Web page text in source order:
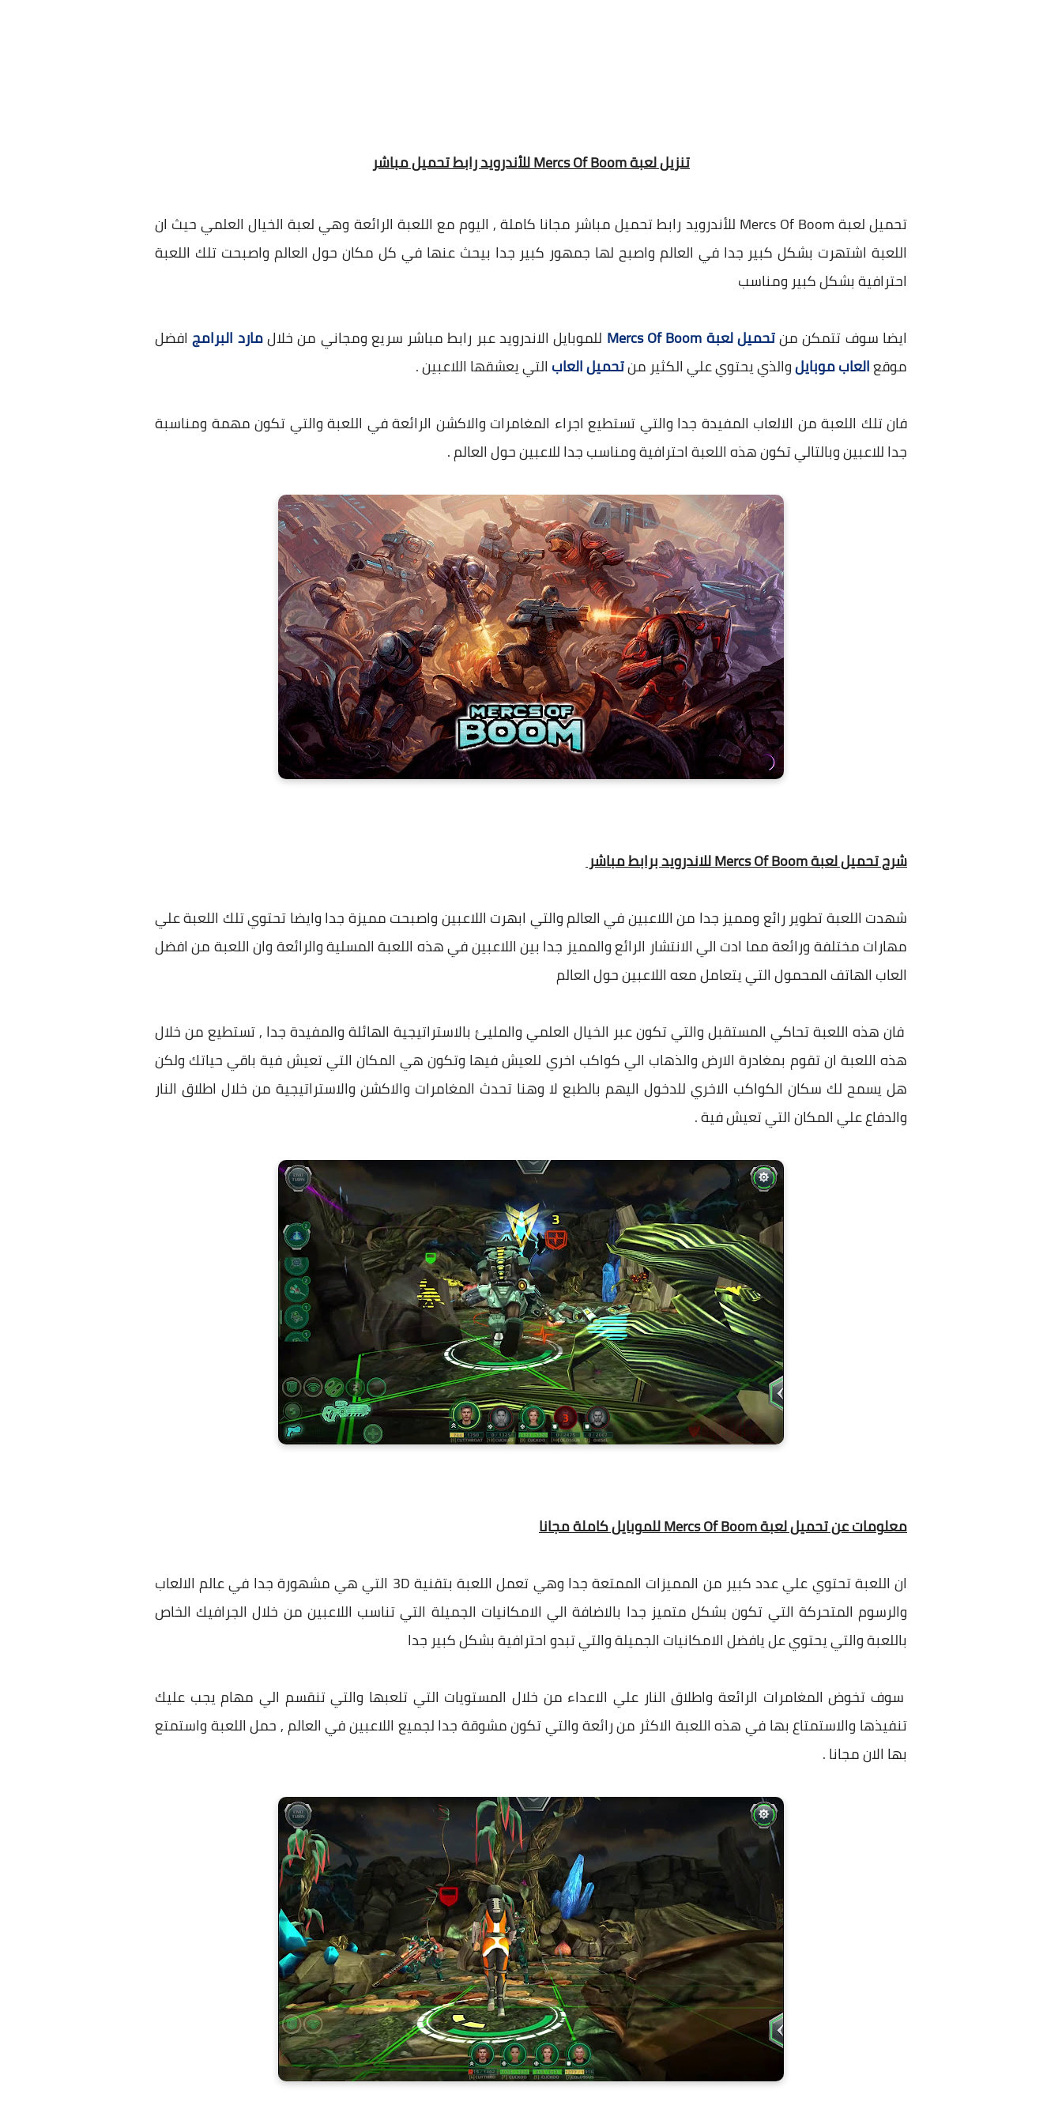
تنزيل لعبة Mercs Of Boom للأندرويد رابط تحميل مباشر
تحميل لعبة Mercs Of Boom للأندرويد رابط تحميل مباشر مجانا كاملة , اليوم مع اللعبة الرائعة وهي لعبة الخيال العلمي حيث ان
اللعبة اشتهرت بشكل كبير جدا في العالم واصبح لها جمهور كبير جدا بيحث عنها في كل مكان حول العالم واصبحت تلك اللعبة
احترافية بشكل كبير ومناسب
ايضا سوف تتمكن منتحميل لعبة Mercs Of Boom للموبايل الاندرويد عبر رابط مباشر سريع ومجاني من خلالمارد البرامجافضل
موقعالعاب موبايلوالذي يحتوي علي الكثير منتحميل العاب التي يعشقها اللاعبين .
فان تلك اللعبة من الالعاب المفيدة جدا والتي تستطيع اجراء المغامرات والاكشن الرائعة في اللعبة والتي تكون مهمة ومناسبة
جدا للاعبين وبالتالي تكون هذه اللعبة احترافية ومناسب جدا للاعبين حول العالم .
شرح تحميل لعبة Mercs Of Boom للاندرويد برابط مباشر
شهدت اللعبة تطوير رائع ومميز جدا من اللاعبين في العالم والتي ابهرت اللاعبين واصبحت مميزة جدا وايضا تحتوي تلك اللعبة علي
مهارات مختلفة ورائعة مما ادت الي الانتشار الرائع والمميز جدا بين اللاعبين في هذه اللعبة المسلية والرائعة وان اللعبة من افضل
العاب الهاتف المحمول التي يتعامل معه اللاعبين حول العالم
فان هذه اللعبة تحاكي المستقبل والتي تكون عبر الخيال العلمي والمليئ بالاستراتيجية الهائلة والمفيدة جدا , تستطيع من خلال
هذه اللعبة ان تقوم بمغادرة الارض والذهاب الي كواكب اخري للعيش فيها وتكون هي المكان التي تعيش فية باقي حياتك ولكن
هل يسمح لك سكان الكواكب الاخري للدخول اليهم بالطبع لا وهنا تحدث المغامرات والاكشن والاستراتيجية من خلال اطلاق النار
والدفاع علي المكان التي تعيش فية .
معلومات عن تحميل لعبة Mercs Of Boom للموبايل كاملة مجانا
ان اللعبة تحتوي علي عدد كبير من المميزات الممتعة جدا وهي تعمل اللعبة بتقنية 3D التي هي مشهورة جدا في عالم الالعاب
والرسوم المتحركة التي تكون بشكل متميز جدا بالاضافة الي الامكانيات الجميلة التي تناسب اللاعبين من خلال الجرافيك الخاص
باللعبة والتي يحتوي عل يافضل الامكانيات الجميلة والتي تبدو احترافية بشكل كبير جدا
سوف تخوض المغامرات الرائعة واطلاق النار علي الاعداء من خلال المستويات التي تلعبها والتي تنقسم الي مهام يجب عليك
تنفيذها والاستمتاع بها في هذه اللعبة الاكثر من رائعة والتي تكون مشوقة جدا لجميع اللاعبين في العالم , حمل اللعبة واستمتع
بها الان مجانا .